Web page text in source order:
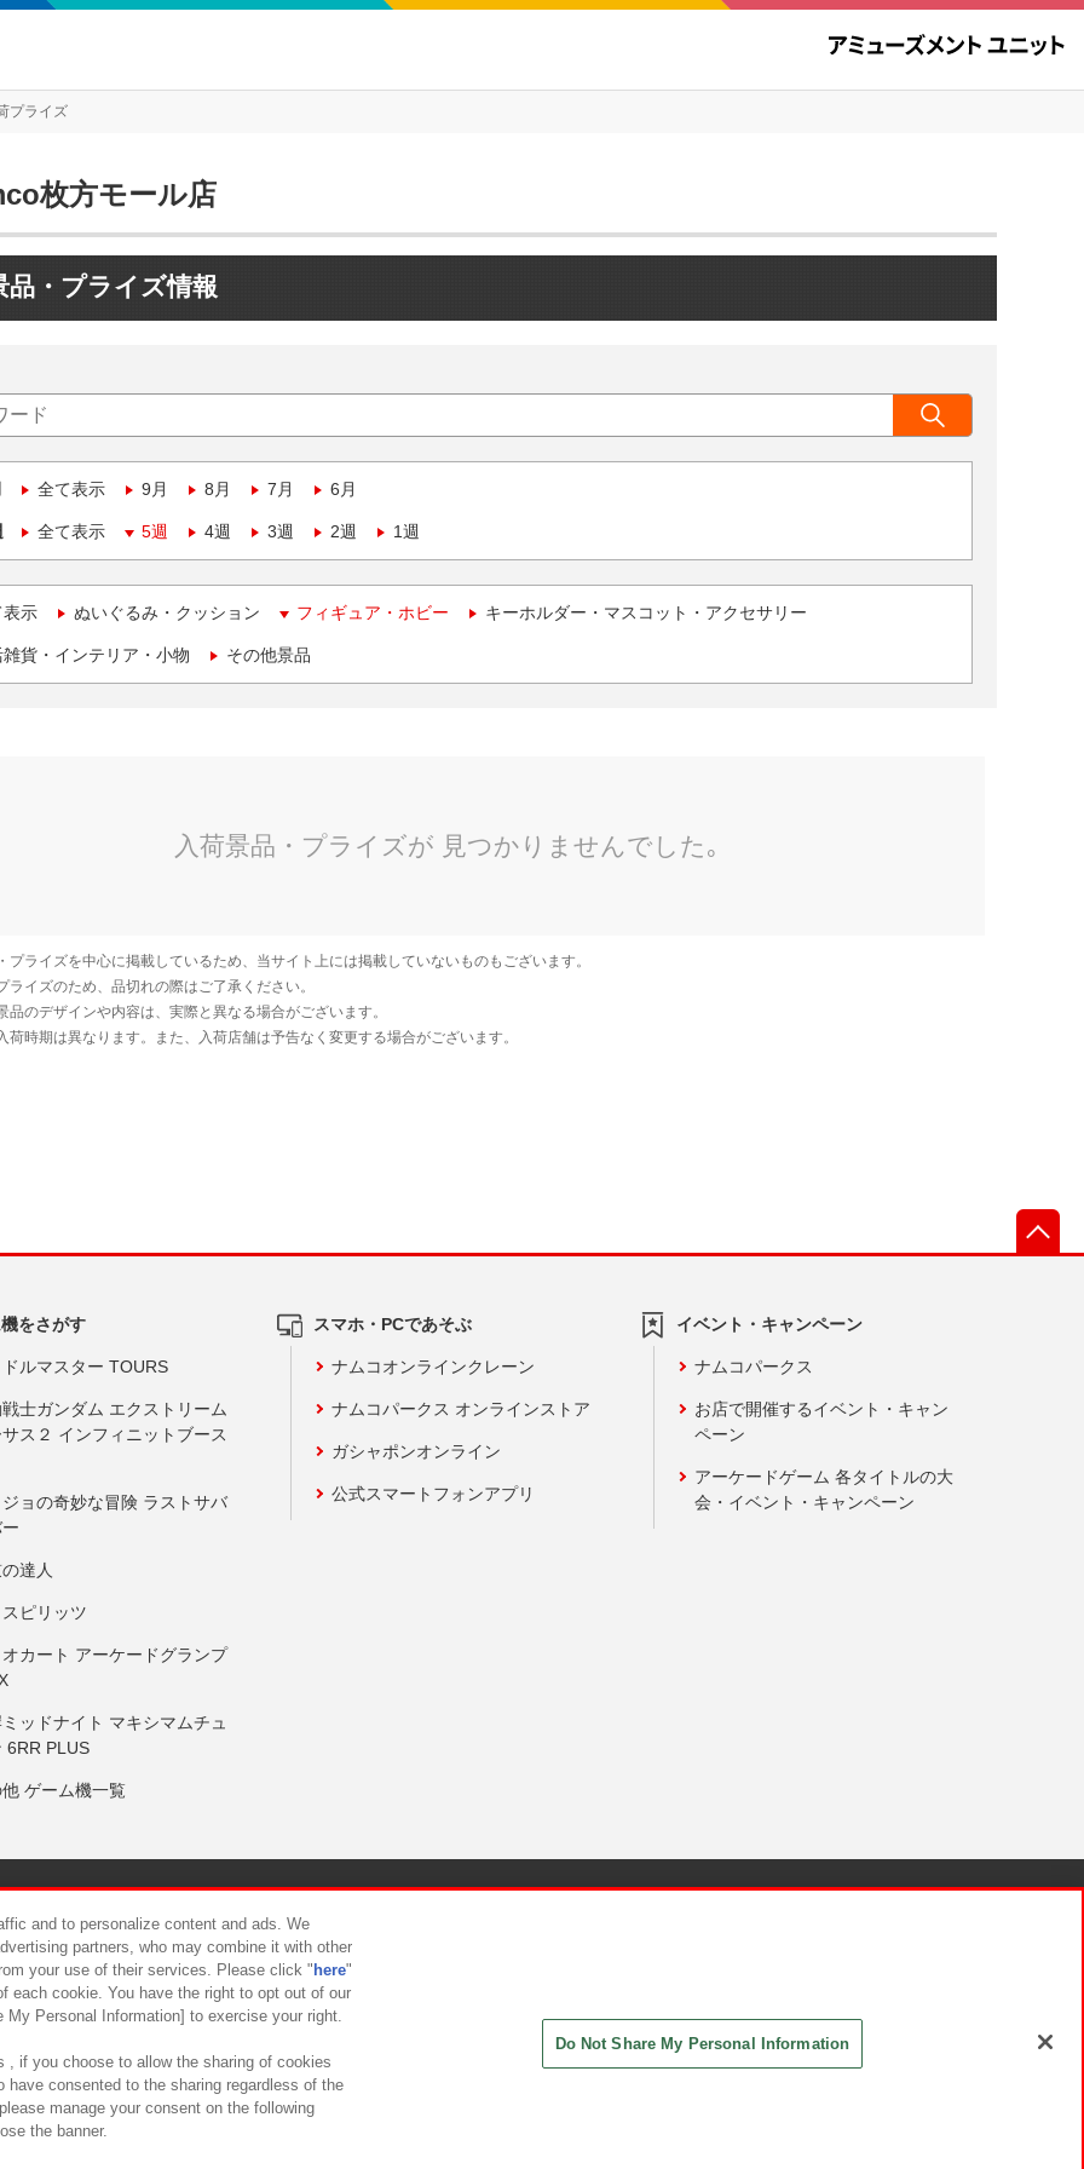
プライズ
枚方モール店
品・プライズ情報
全て表示 9月 8月 7月 6月
全て表示 5週 4週 3週 2週 1週
表示 ぬいぐるみ・クッション フィギュア・ホビー キーホルダー・マスコット・アクセサリー
貨・インテリア・小物 その他景品
をさがす
ルマスター TOURS
士ガンダム エクストリーム
ス２ インフィニットブース
ョの奇妙な冒険 ラストサバ
達人
ピリッツ
カート アーケードグランプ
ッドナイト マキシマムチュ
6RR PLUS
ゲーム機一覧
スマホ・PCであそぶ
ナムコオンラインクレーン
ナムコパークス オンラインストア
ガシャポンオンライン
公式スマートフォンアプリ
イベント・キャンペーン
ナムコパークス
お店で開催するイベント・キャン
ペーン
アーケードゲーム 各タイトルの大
会・イベント・キャンペーン
について カスタマーハラスメント対応方針
and to personalize content and ads. We
partners, who may combine it with other
your use of their services. Please click " here"
each cookie. You have the right to opt out of our
Personal Information] to exercise your right.
, if you choose to allow the sharing of cookies
have consented to the sharing regardless of the
manage your consent on the following
the banner.
Do Not Share My Personal Information